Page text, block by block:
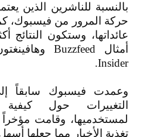
بالنسبة للناشرين الذين
حركة المرور من فيسبوك،
عائداتها، وستكون النتائج
Insider.
وعمدت فيسبوك سابقاً
التغييرات حول
لمستخدميها، وقامت مؤخراً
تغذية الأخبار مما جعلها